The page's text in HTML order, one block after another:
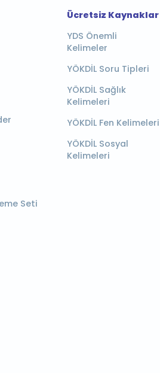
Seti
Ücretsiz Kaynaklar
YDS Önemli
Kelimeler
YÖKDİL Soru Tipleri
YÖKDİL Sağlık
Kelimeleri
YÖKDİL Fen Kelimeleri
YÖKDİL Sosyal
Kelimeleri